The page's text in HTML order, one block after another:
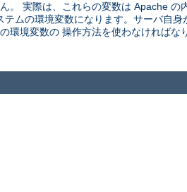
。 実際は、これらの変数は Apache の
ムの環境変数になります。サーバ自身
環境変数の 操作方法を使わなければな